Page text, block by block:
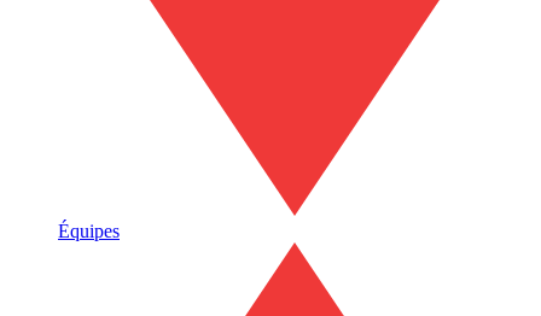
Équipes